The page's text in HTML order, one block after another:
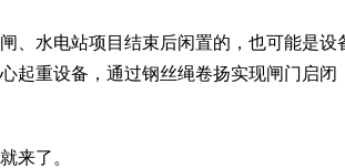
、水电站项目结束后闲置的，也可能是设
起重设备，通过钢丝绳卷扬实现闸门启闭
来了。